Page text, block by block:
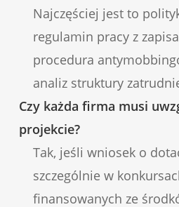
Najczęściej jest to
regulamin pracy z
procedura
analiz struktury
Czy każda firma musi
projekcie?
Tak, jeśli wniosek o
szczególnie w
finansowanych ze